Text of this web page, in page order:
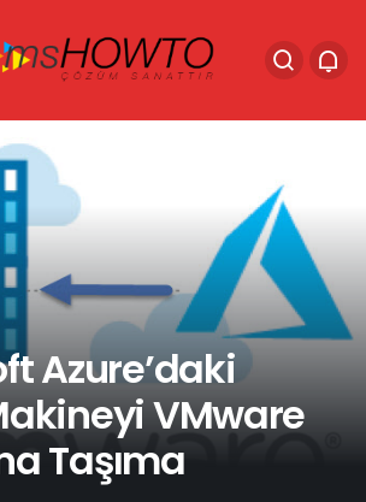
Azure’daki
VMware
Taşıma